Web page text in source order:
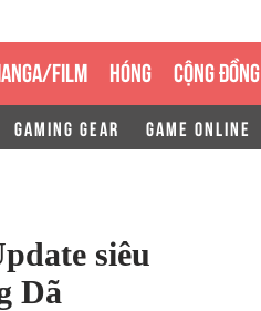
FILM HÓNG CỘNG ĐỒNG
GAMING GEAR GAME ONLINE
siêu
Dã